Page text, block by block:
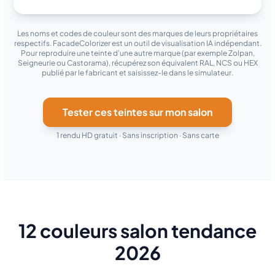
Les noms et codes de couleur sont des marques de leurs propriétaires
respectifs. FacadeColorizer est un outil de visualisation IA indépendant.
Pour reproduire une teinte d'une autre marque (par exemple Zolpan,
Seigneurie ou Castorama), récupérez son équivalent RAL, NCS ou HEX
publié par le fabricant et saisissez-le dans le simulateur.
Tester ces teintes sur mon salon
1 rendu HD gratuit · Sans inscription · Sans carte
12 couleurs salon tendance
2026